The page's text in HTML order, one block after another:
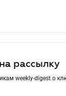
рассылку
weekly-digest о